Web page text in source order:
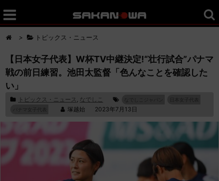
> トピックス・ニュース
【日本女子代表】W杯TV中継決定!“壮行試合”パナマ
戦の前日練習。池田太監督「色んなことを確認した
い」
トピックス・ニュース , なでしこ
塚越始 2023年7月13日